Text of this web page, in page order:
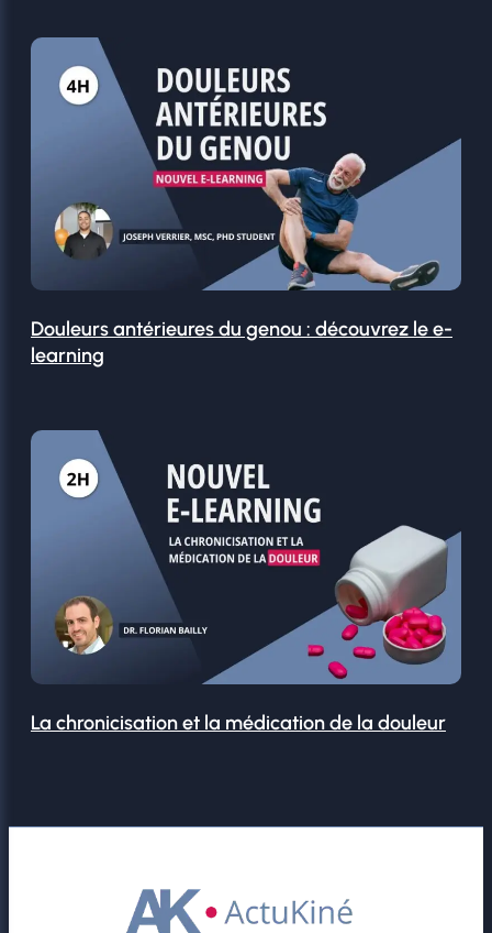
Douleurs antérieures du genou : découvrez le e-
learning
La chronicisation et la médication de la douleur